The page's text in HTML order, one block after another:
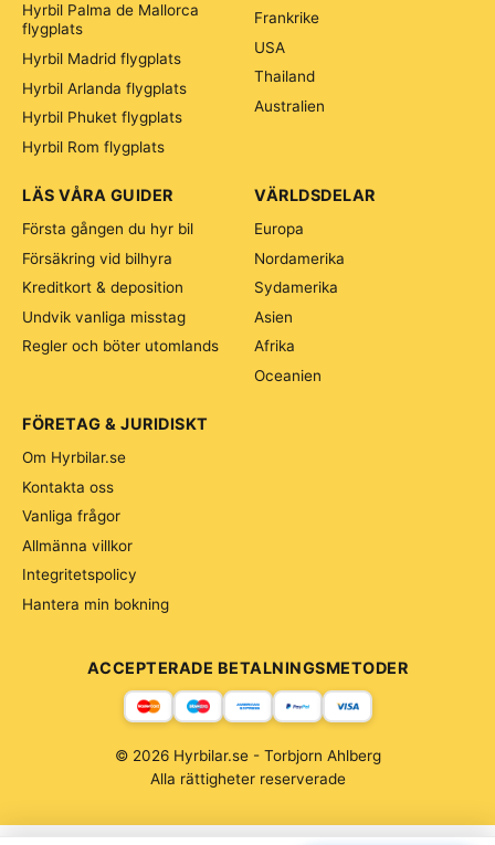
Hyrbil Palma de Mallorca
flygplats
Hyrbil Madrid flygplats
Hyrbil Arlanda flygplats
Hyrbil Phuket flygplats
Hyrbil Rom flygplats
Frankrike
USA
Thailand
Australien
VÄRLDSDELAR
Europa
Nordamerika
Sydamerika
Asien
Afrika
Oceanien
LÄS VÅRA GUIDER
Första gången du hyr bil
Försäkring vid bilhyra
Kreditkort & deposition
Undvik vanliga misstag
Regler och böter utomlands
FÖRETAG & JURIDISKT
Om Hyrbilar.se
Kontakta oss
Vanliga frågor
Allmänna villkor
Integritetspolicy
Hantera min bokning
ACCEPTERADE BETALNINGSMETODER
© 2026 Hyrbilar.se - Torbjorn Ahlberg
Alla rättigheter reserverade